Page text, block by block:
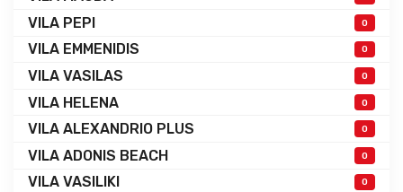
VILA PEPI 0
VILA EMMENIDIS 0
VILA VASILAS 0
VILA HELENA 0
VILA ALEXANDRIO PLUS 0
VILA ADONIS BEACH 0
VILA VASILIKI 0